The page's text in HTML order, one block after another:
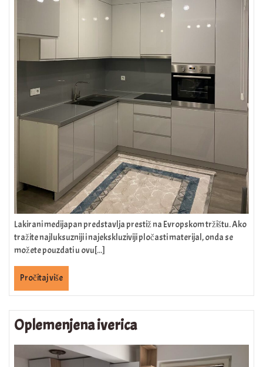
Lakirani medijapan predstavlja prestiž na Evropskom tržištu. Ako
tražite najluksuzniji i najekskluziviji pločasti materijal, onda se
možete pouzdati u ovu[...]
Pročitaj više
Oplemenjena iverica